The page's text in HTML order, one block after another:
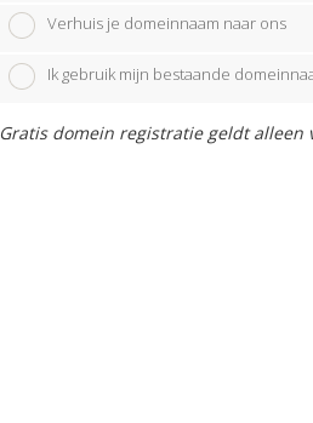
Verhuis je domeinnaam naar ons
Ik gebruik mijn bestaande
Gratis domein registratie geldt alleen